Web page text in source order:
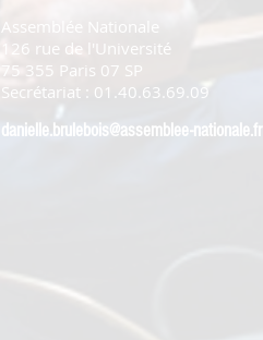
Assemblée Nationale
126 rue de l'Université
75 355 Paris 07 SP
Secrétariat : 01.40.63.69.09
danielle.brulebois@assemblee-nationale.fr